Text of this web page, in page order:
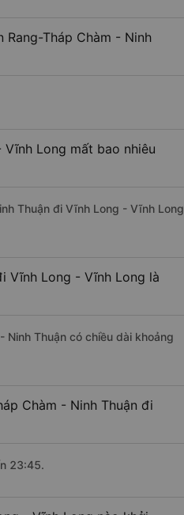
Rang-Tháp Chàm - Ninh
Vĩnh Long mất bao nhiêu
Thuận đi Vĩnh Long - Vĩnh Long
Vĩnh Long - Vĩnh Long là
Thuận có chiều dài khoảng
Chàm - Ninh Thuận đi
23:45.